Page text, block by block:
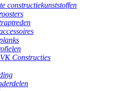
constructiekunststoffen
Constructies